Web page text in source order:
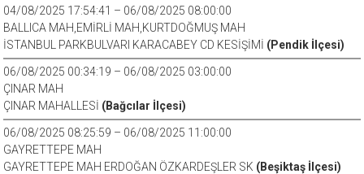
04/08/2025 17:54:41 – 06/08/2025 08:00:00
BALLICA MAH,EMİRLİ MAH,KURTDOĞMUŞ MAH
İSTANBUL PARKBULVARI KARACABEY CD KESİŞİMİ (Pendik İlçesi)
06/08/2025 00:34:19 – 06/08/2025 03:00:00
ÇINAR MAH
ÇINAR MAHALLESİ (Bağcılar İlçesi)
06/08/2025 08:25:59 – 06/08/2025 11:00:00
GAYRETTEPE MAH
GAYRETTEPE MAH ERDOĞAN ÖZKARDEŞLER SK (Beşiktaş İlçesi)